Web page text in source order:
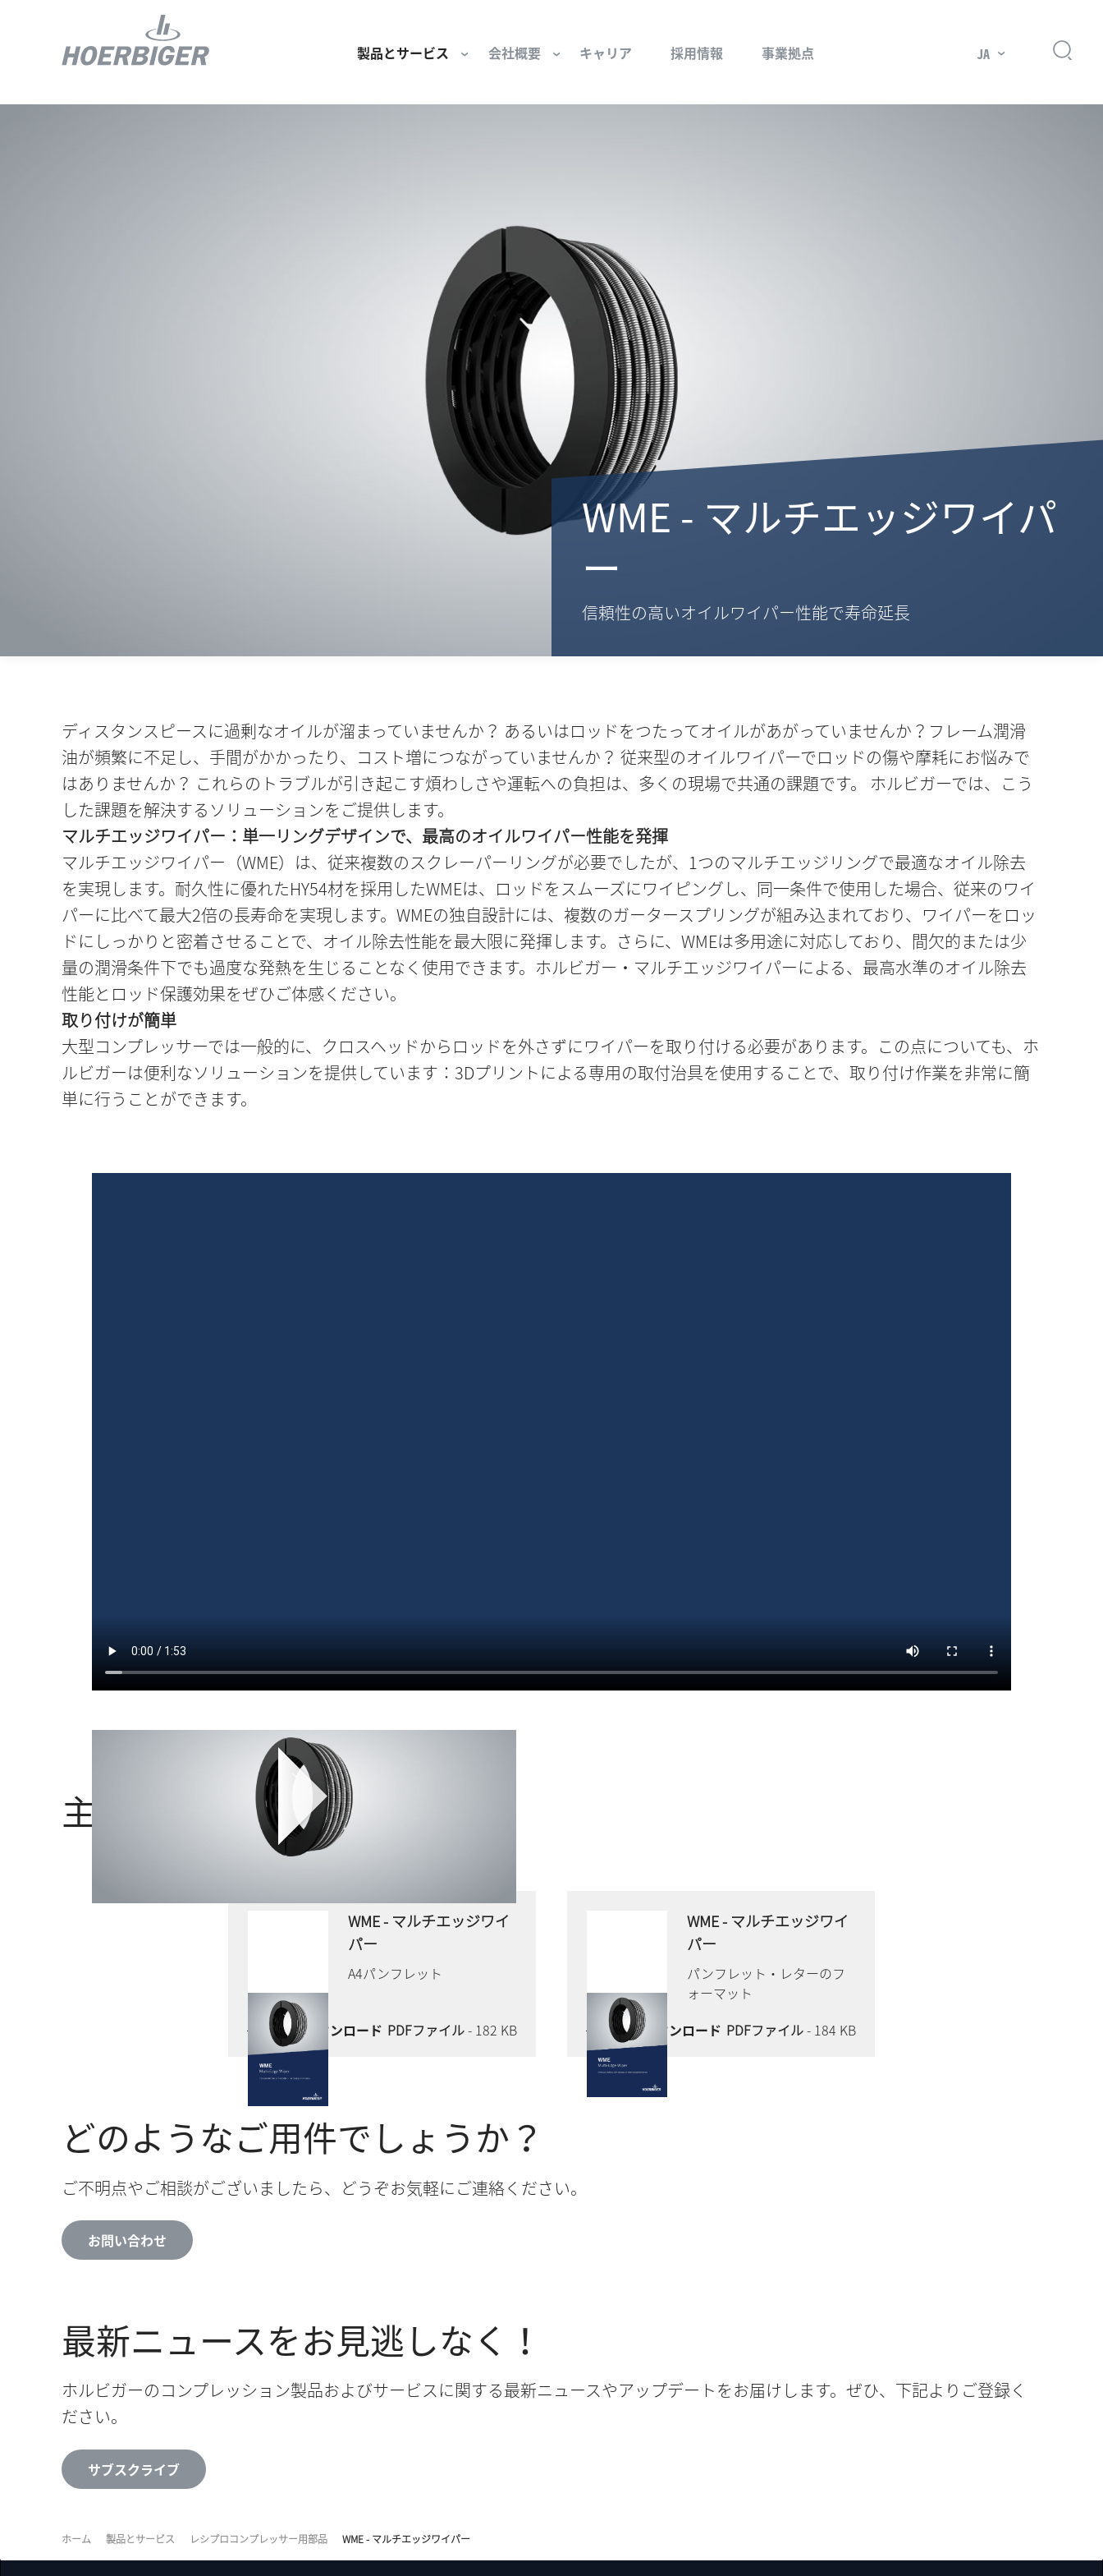
製品とサービス
回転ユニオンとスリップリング
会社概要
サステナビリティ
私たちの原点
キャリア 採用情報 事業拠点 JA
WME - マルチエッジワイパ
ー
信頼性の高いオイルワイパー性能で寿命延長
ディスタンスピースに過剰なオイルが溜まっていませんか？ あるいはロッドをつたってオイルがあがっていませんか？フレーム潤滑
油が頻繁に不足し、手間がかかったり、コスト増につながっていませんか？ 従来型のオイルワイパーでロッドの傷や摩耗にお悩みで
はありませんか？ これらのトラブルが引き起こす煩わしさや運転への負担は、多くの現場で共通の課題です。 ホルビガーでは、こう
した課題を解決するソリューションをご提供します。
マルチエッジワイパー：単一リングデザインで、最高のオイルワイパー性能を発揮
マルチエッジワイパー（WME）は、従来複数のスクレーパーリングが必要でしたが、1つのマルチエッジリングで最適なオイル除去
を実現します。耐久性に優れたHY54材を採用したWMEは、ロッドをスムーズにワイピングし、同一条件で使用した場合、従来のワイ
パーに比べて最大2倍の長寿命を実現します。WMEの独自設計には、複数のガータースプリングが組み込まれており、ワイパーをロッ
ドにしっかりと密着させることで、オイル除去性能を最大限に発揮します。さらに、WMEは多用途に対応しており、間欠的または少
量の潤滑条件下でも過度な発熱を生じることなく使用できます。ホルビガー・マルチエッジワイパーによる、最高水準のオイル除去
性能とロッド保護効果をぜひご体感ください。
取り付けが簡単
大型コンプレッサーでは一般的に、クロスヘッドからロッドを外さずにワイパーを取り付ける必要があります。この点についても、ホ
ルビガーは便利なソリューションを提供しています：3Dプリントによる専用の取付治具を使用することで、取り付け作業を非常に簡
単に行うことができます。
主な優位点
WME - マルチエッジワイ
パー
A4パンフレット
今すぐダウンロード PDFファイル- 182 KB
WME - マルチエッジワイ
パー
パンフレット・レターのフ
ォーマット
今すぐダウンロード PDFファイル- 184 KB
どのようなご用件でしょうか？
ご不明点やご相談がございましたら、どうぞお気軽にご連絡ください。
お問い合わせ
最新ニュースをお見逃しなく！
ホルビガーのコンプレッション製品およびサービスに関する最新ニュースやアップデートをお届けします。ぜひ、下記よりご登録く
ださい。
サブスクライブ
ホーム 製品とサービス レシプロコンプレッサー用部品 WME - マルチエッジワイパー